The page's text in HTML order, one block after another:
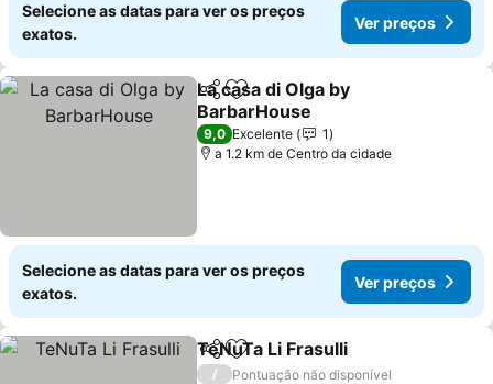
Selecione as datas para ver os preços
exatos.
Ver preços
PartilharAdicionar aos favoritos
La casa di Olga by
BarbarHouse
Ver preços
9,0 Excelente
1
a 1.2 km de Centro da cidade
Selecione as datas para ver os preços
exatos.
Ver preços
PartilharAdicionar aos favoritos
TeNuTa Li Frasulli
/
Pontuação não disponível